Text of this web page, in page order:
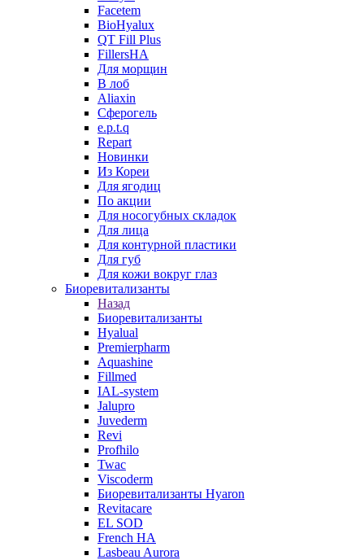
Facetem
BioHyalux
QT Fill Plus
FillersHA
Для морщин
В лоб
Aliaxin
Сферогель
e.p.t.q
Repart
Новинки
Из Кореи
Для ягодиц
По акции
Для носогубных складок
Для лица
Для контурной пластики
Для губ
Для кожи вокруг глаз
Биоревитализанты
Назад
Биоревитализанты
Hyalual
Premierpharm
Aquashine
Fillmed
IAL-system
Jalupro
Juvederm
Revi
Profhilo
Twac
Viscoderm
Биоревитализанты Hyaron
Revitacare
EL SOD
French HA
Lasbeau Aurora